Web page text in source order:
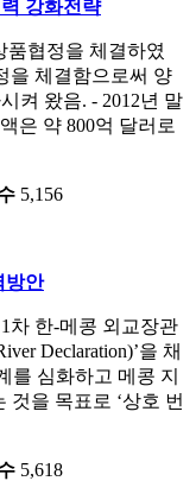
강화전략
품협정을 체결하였
을 체결함으로써 양
켜 왔음. - 2012년 말
은 약 800억 달러로
5,156
방안
차 한-메콩 외교장관
Declaration)’을 채
를 심화하고 메콩 지
것을 목표로 ‘상호 번
5,618